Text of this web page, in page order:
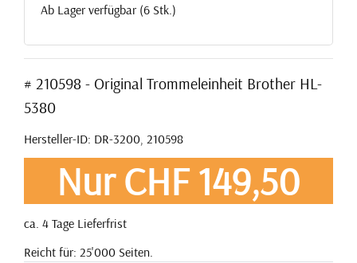
Ab Lager verfügbar (6 Stk.)
# 210598 - Original Trommeleinheit Brother HL-
5380
Hersteller-ID: DR-3200, 210598
Nur CHF 149,50
ca. 4 Tage Lieferfrist
Reicht für: 25'000 Seiten.